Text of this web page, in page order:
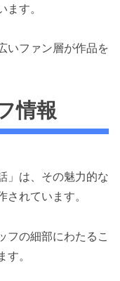
す。
いファン層が作品を
情報
」は、その魅力的な
れています。
フの細部にわたるこ
。